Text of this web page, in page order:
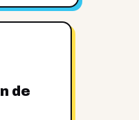
de